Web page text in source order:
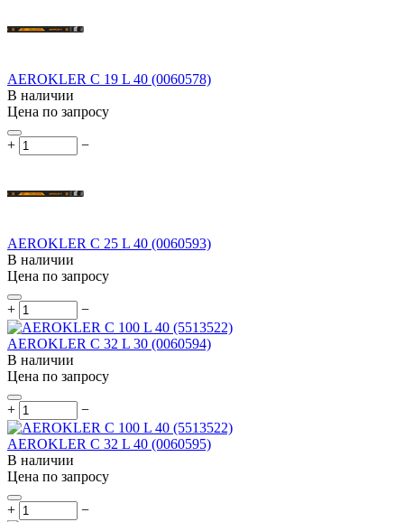
AEROKLER C 19 L 40 (0060578)
В наличии
Цена по запросу
+ −
AEROKLER C 25 L 40 (0060593)
В наличии
Цена по запросу
+ −
AEROKLER C 32 L 30 (0060594)
В наличии
Цена по запросу
+ −
AEROKLER C 32 L 40 (0060595)
В наличии
Цена по запросу
+ −